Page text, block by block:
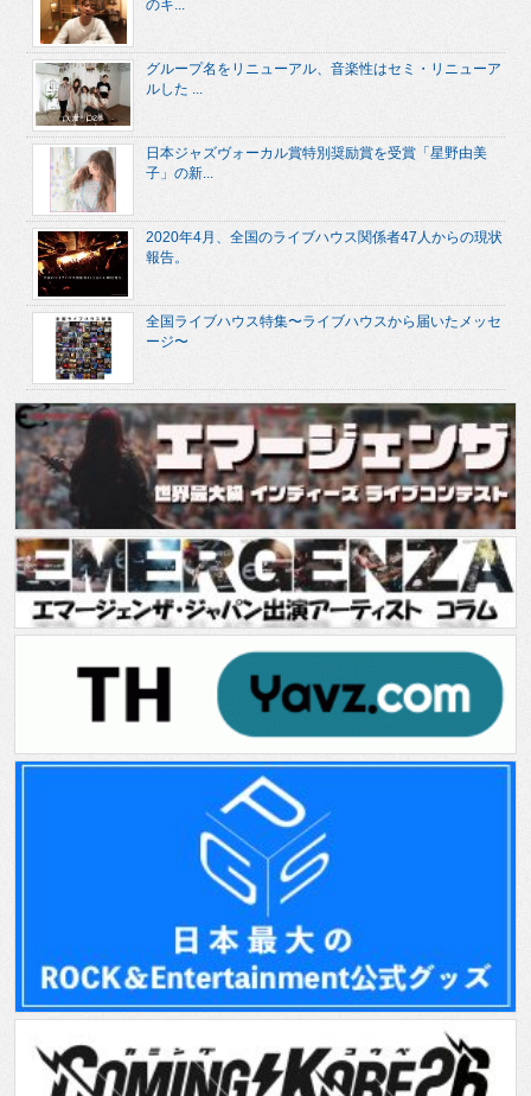
のキ...
グループ名をリニューアル、音楽性はセミ・リニューア
ルした ...
日本ジャズヴォーカル賞特別奨励賞を受賞「星野由美
子」の新...
2020年4月、全国のライブハウス関係者47人からの現状
報告。
全国ライブハウス特集〜ライブハウスから届いたメッセ
ージ〜